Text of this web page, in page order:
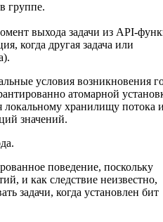
группе.
выхода задачи из API-
когда другая задача или
условия возникновения
атомарной
локальному хранилищу потока и
значений.
поведение, поскольку
и как следствие неизвестно,
задачи, когда установлен бит